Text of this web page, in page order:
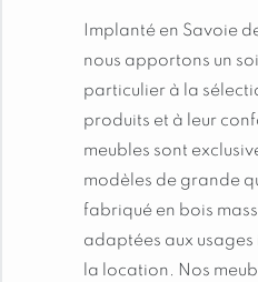
Implanté en Savoie
nous apportons un
particulier à la
produits et à leur
meubles sont
modèles de grande
fabriqué en bois
adaptées aux usages
la location. Nos